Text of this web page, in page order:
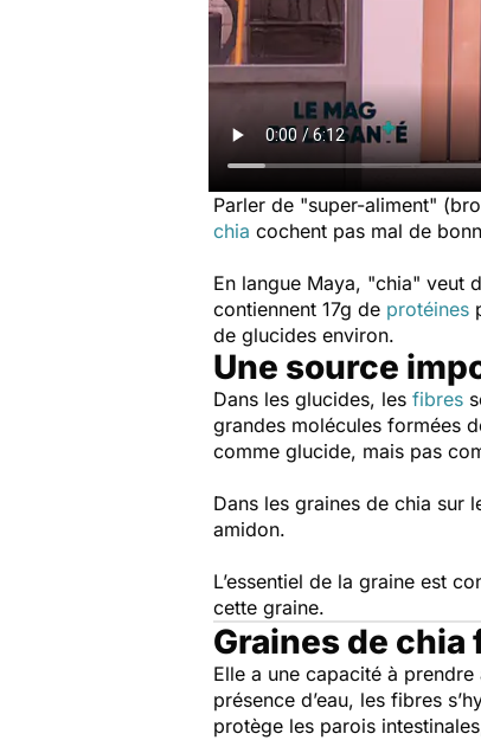
Parler de "super-aliment"
chia cochent pas mal de
En langue Maya, "chia" veut
contiennent 17g de protéines
de glucides environ.
Une source
Dans les glucides, les fibres
grandes molécules formées
comme glucide, mais pas
Dans les graines de chia sur
amidon.
L’essentiel de la graine est
cette graine.
Graines de chia
Elle a une capacité à
présence d’eau, les fibres
protège les parois